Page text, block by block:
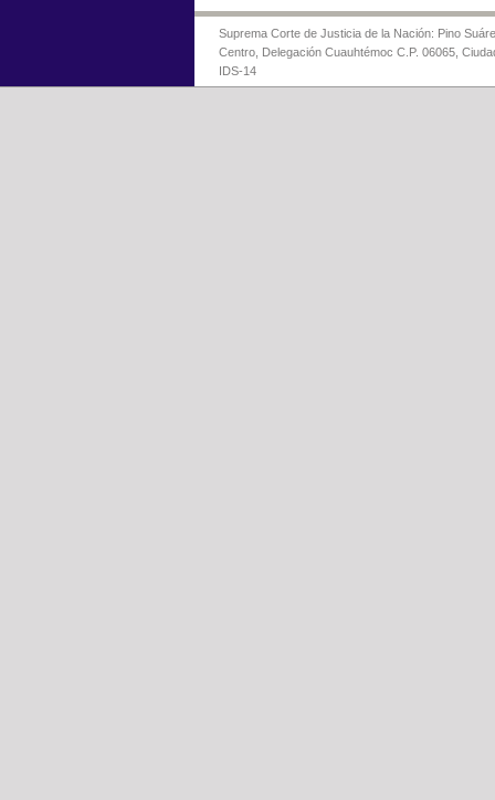
Suprema Corte de Justicia de la Nación: Pino
Centro, Delegación Cuauhtémoc C.P. 06065,
IDS-14